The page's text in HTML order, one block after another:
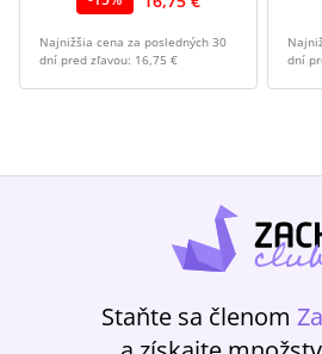
Najnižšia cena za posledných 30
dní pred zľavou: 16,75 €
dní
Staňte sa členom